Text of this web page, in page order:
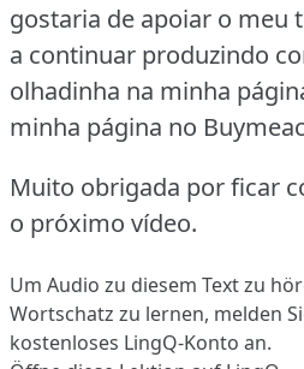
gostaria de apoiar o meu
a continuar produzindo
olhadinha na minha
minha página no
Muito obrigada por ficar
o próximo vídeo.
Um Audio zu diesem Text zu
Wortschatz zu lernen, melden
kostenloses LingQ-Konto an.